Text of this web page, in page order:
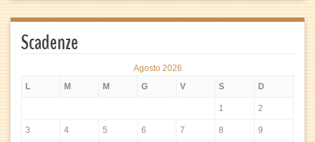
Scadenze
Agosto 2026
L
M M G V S D
1 2
3 4 5 6 7 8 9